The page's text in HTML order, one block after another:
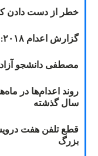
خطر از دست دادن
گزارش اعدام ۲۰۱۸: قصاص و بخشش
مصطفی دانشجو
سال گذشته
قطع تلفن هفت
بزرگ